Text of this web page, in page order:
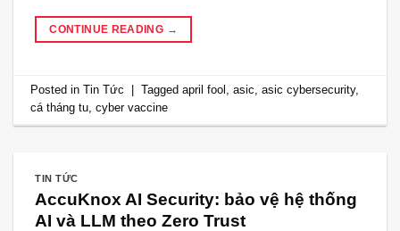
CONTINUE READING →
Posted inTin Tức Taggedapril fool ,asic,asic cybersecurity,
cá tháng tu,cyber vaccine
TIN TỨC
AccuKnox AI Security: bảo vệ hệ thống
AI và LLM theo Zero Trust